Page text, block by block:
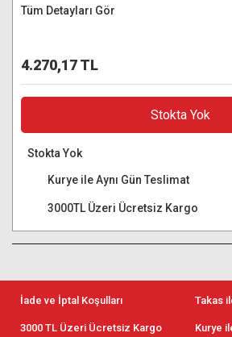
Tüm Detayları Gör
4.270,17 TL
Stokta Yok
Stokta Yok
Kurye ile Aynı Gün Teslimat
3000TL Üzeri Ücretsiz Kargo
İade ve İptal Koşulları Takas
3000 TL Üzeri Ücretsiz Kargo Kurye